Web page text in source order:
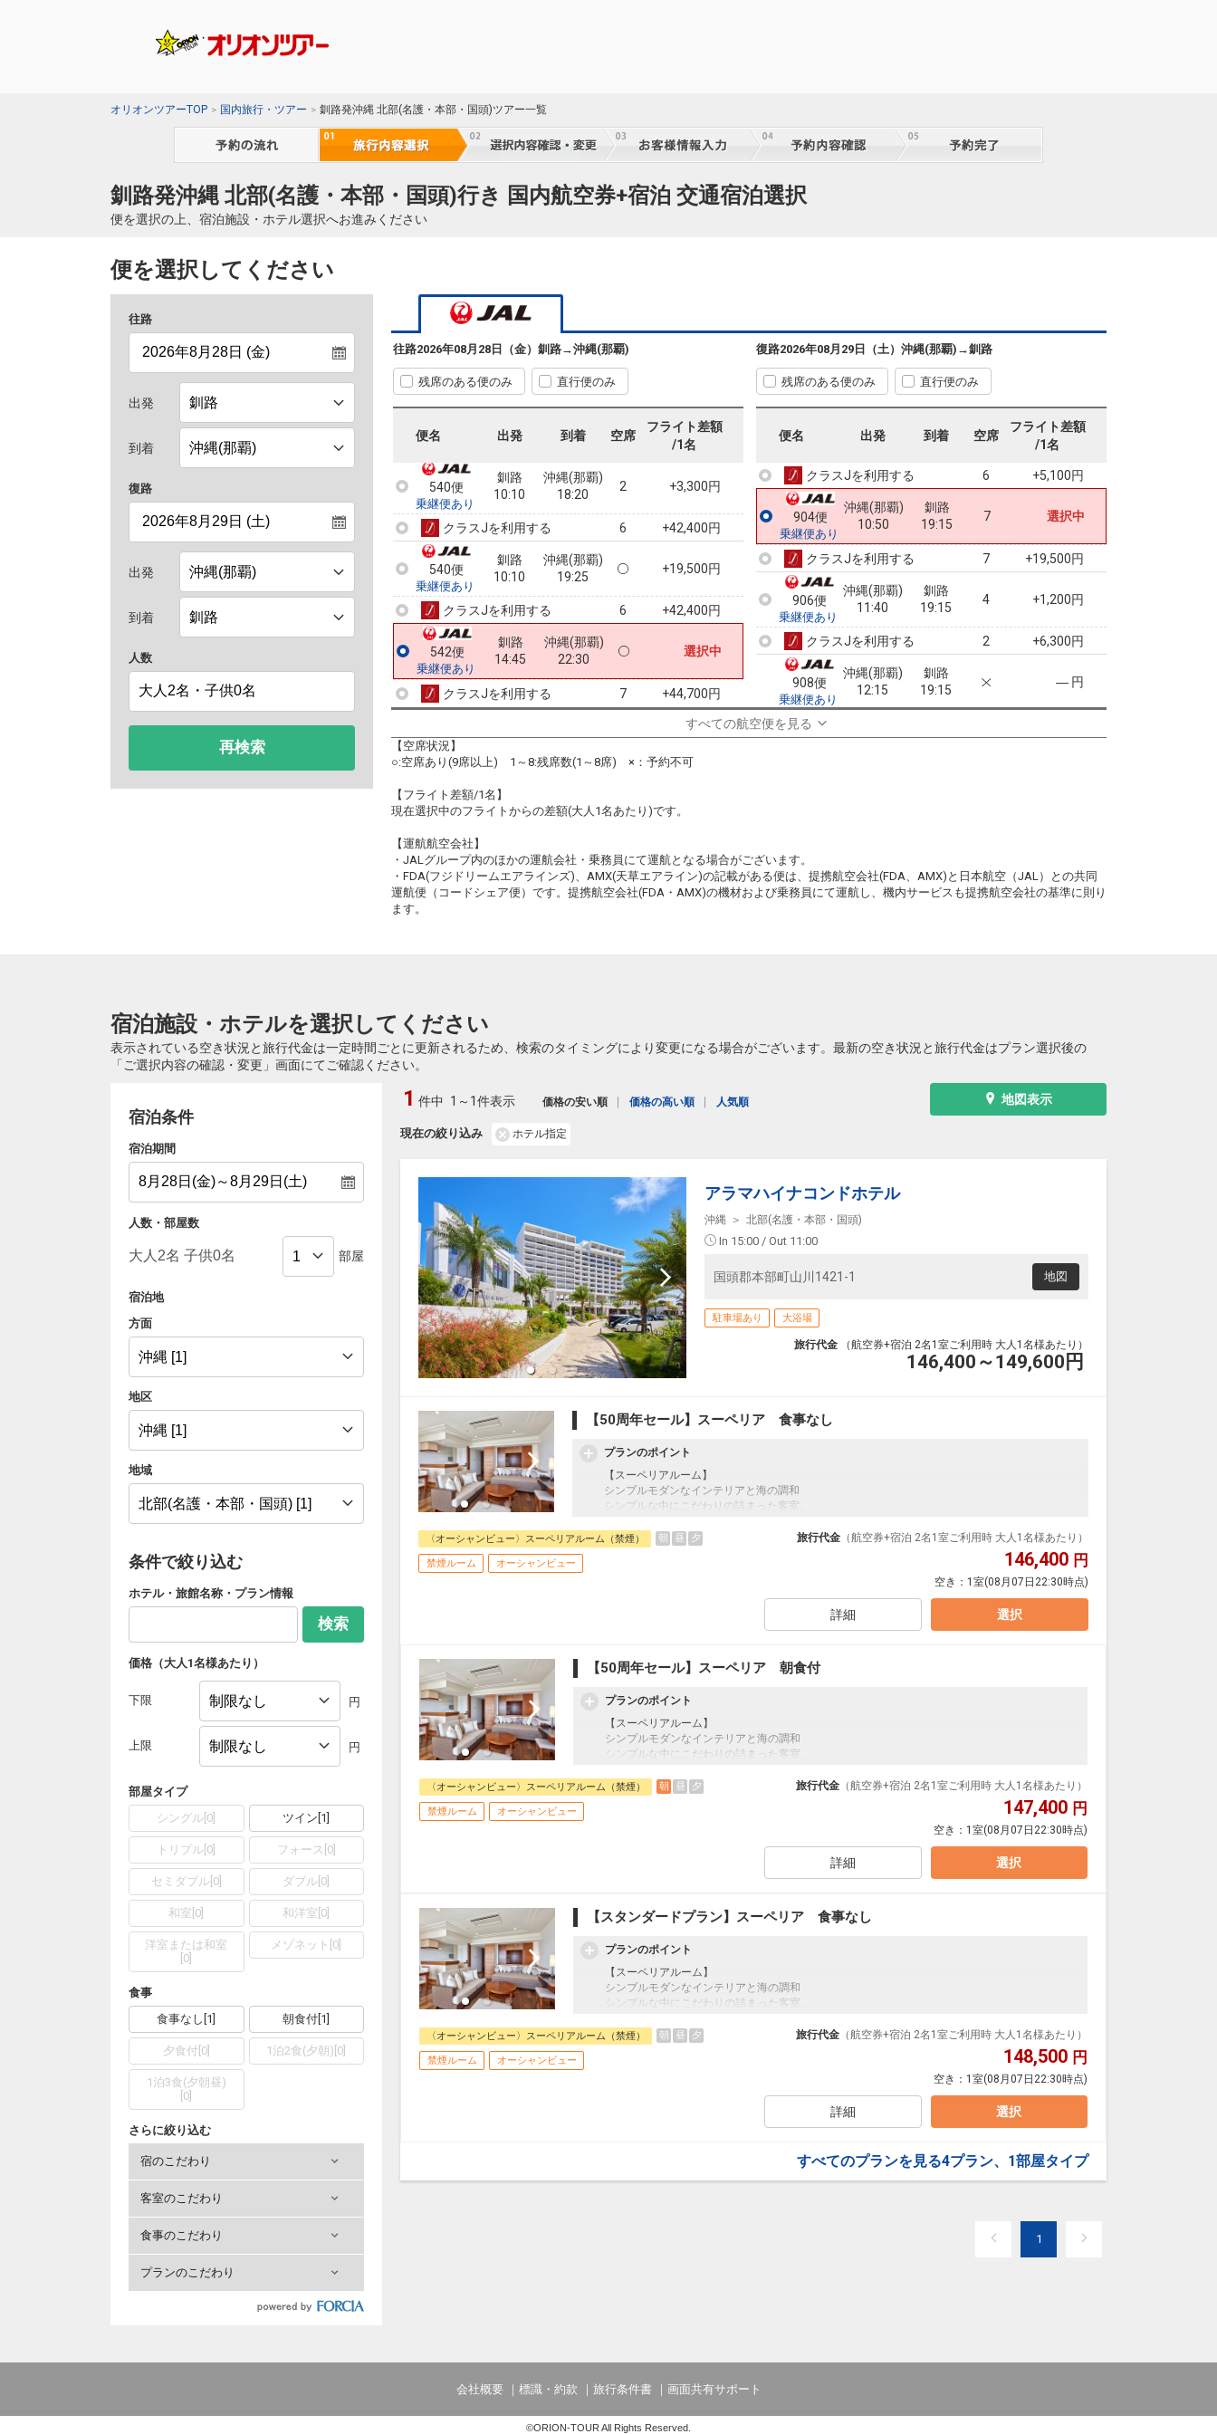
オリオンツアーTOP 国内旅行・ツアー 釧路発沖縄 北部(名護・本部・国頭)ツアー一覧
釧路発沖縄 北部(名護・本部・国頭)行き 国内航空券+宿泊 交通宿泊選択
便を選択の上、宿泊施設・ホテル選択へお進みください
便を選択してください
往路
出発
到着
復路
出発
到着
人数
再検索
往路2026年08月28日（金） 釧路→沖縄(那覇)
残席のある便のみ 直行便のみ
便名 出発 到着 空席
フライト差額
/1名
540便
釧路
16:25
540便
釧路
10:10
沖縄(那覇)
17:40
4 +4,500円
クラスJを利用する 6 +43,500円
540便
乗継便あり
釧路
10:10
沖縄(那覇)
18:20
2 +3,300円
クラスJを利用する 6 +42,400円
540便
乗継便あり
釧路
10:10
沖縄(那覇)
19:25
+19,500円
クラスJを利用する 6 +42,400円
542便
乗継便あり
釧路
14:45
沖縄(那覇)
22:30
選択中
クラスJを利用する 7 +44,700円
復路2026年08月29日（土） 沖縄(那覇) →釧路
残席のある便のみ 直行便のみ
便名 出発 到着 空席
フライト差額
/1名
900便
乗継便あり
沖縄(那覇)
07:20
釧路
13:55
2
クラスJを利用する 3
902便
09:55
釧路
19:15
+0円
クラスJを利用する 6 +5,100円
904便
乗継便あり
沖縄(那覇)
10:50
釧路
19:15
7 選択中
クラスJを利用する 7 +19,500円
906便
乗継便あり
沖縄(那覇)
11:40
釧路
19:15
4 +1,200円
クラスJを利用する 2 +6,300円
908便
乗継便あり
沖縄(那覇)
12:15
釧路
19:15
― 円
クラスJを利用する
乗継便あり
クラスJを利用する 7 +21,800円
すべての航空便を見る
【空席状況】
○:空席あり(9席以上) 1～8:残席数(1～8席) ×：予約不可
【フライト差額/1名】
現在選択中のフライトからの差額(大人1名あたり)です。
【運航航空会社】
・JALグループ内のほかの運航会社・乗務員にて運航となる場合がございます。
・FDA(フジドリームエアラインズ)、AMX(天草エアライン)の記載がある便は、提携航空会社(FDA、AMX)と日本航空（JAL）との共同
運航便（コードシェア便）です。提携航空会社(FDA・AMX)の機材および乗務員にて運航し、機内サービスも提携航空会社の基準に則り
ます。
宿泊施設・ホテルを選択してください
表示されている空き状況と旅行代金は一定時間ごとに更新されるため、検索のタイミングにより変更になる場合がございます。最新の空き状況と旅行代金はプラン選択後の
「ご選択内容の確認・変更」画面にてご確認ください。
宿泊条件
宿泊期間
人数・部屋数
部屋
宿泊地
方面
地区
地域
条件で絞り込む
ホテル・旅館名称・プラン情報
検索
価格（大人1名様あたり）
下限 円
上限 円
部屋タイプ
シングル 0 ツイン 1
トリプル 0 フォース 0]
セミダブル[ 0] ダブル 0
和室 0 和洋室 0
洋室または和室
0
メゾネット 0
食事
食事なし 1 朝食付 1
夕食付 0] 1泊2食(夕朝) 0
1泊3食(夕朝昼)
0
さらに絞り込む
宿のこだわり
客室のこだわり
食事のこだわり
プランのこだわり
地図表示
現在の絞り込み ホテル指定
1 件中 1～1件表示 価格の安い順 価格の高い順 人気順
アラマハイナコンドホテル
沖縄 北部(名護・本部・国頭)
In 15:00 / Out 11:00
国頭郡本部町山川1421-1 地図
駐車場あり 大浴場
旅行代金 （航空券+宿泊 2名1室ご利用時 大人1名様あたり）
146,400～149,600 円
【50周年セール】スーペリア 食事なし
プランのポイント
【スーペリアルーム】
シンプルモダンなインテリアと海の調和
シンプルな中にこだわりの詰まった客室。
・フィットネスジム滞在中利用可
・ホテルマハイナ～海洋博公園間無料シャトルバス利用可
・3連泊特典：滞在中1回夕食付（コース料理：で以後コース）※3連泊特典時の専用コース料理除
〈オーシャンビュー〉スーペリアルーム（禁煙） 朝 昼 夕
禁煙ルーム オーシャンビュー
旅行代金 （航空券+宿泊 2名1室ご利用時 大人1名様あたり）
146,400 円
空き： 1室(08月07日22:30時点)
詳細 選択
【50周年セール】スーペリア 朝食付
プランのポイント
【スーペリアルーム】
シンプルモダンなインテリアと海の調和
シンプルな中にこだわりの詰まった客室。
・フィットネスジム滞在中利用可
・ホテルマハイナ～海洋博公園間無料シャトルバス利用可
・3連泊特典：滞在中1回夕食付（コース料理：で以後コース）※3連泊特典時の専用コース料理除
〈オーシャンビュー〉スーペリアルーム（禁煙） 朝 昼 夕
禁煙ルーム オーシャンビュー
旅行代金 （航空券+宿泊 2名1室ご利用時 大人1名様あたり）
147,400 円
空き： 1室(08月07日22:30時点)
詳細 選択
【スタンダードプラン】スーペリア 食事なし
プランのポイント
【スーペリアルーム】
シンプルモダンなインテリアと海の調和
シンプルな中にこだわりの詰まった客室。
・フィットネスジム滞在中利用可
・ホテルマハイナ～海洋博公園間無料シャトルバス利用可
・3連泊特典：滞在中1回夕食付（コース料理：で以後コース）※3連泊特典時の専用コース料理除
〈オーシャンビュー〉スーペリアルーム（禁煙） 朝 昼 夕
禁煙ルーム オーシャンビュー
旅行代金 （航空券+宿泊 2名1室ご利用時 大人1名様あたり）
148,500 円
空き： 1室(08月07日22:30時点)
詳細 選択
すべてのプランを見る4プラン、1部屋タイプ
1
会社概要 標識・約款 旅行条件書 画面共有サポート
©ORION-TOUR All Rights Reserved.